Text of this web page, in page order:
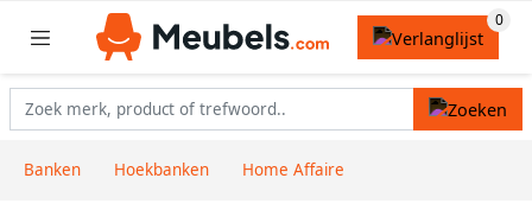
Banken Hoekbanken Home Affaire